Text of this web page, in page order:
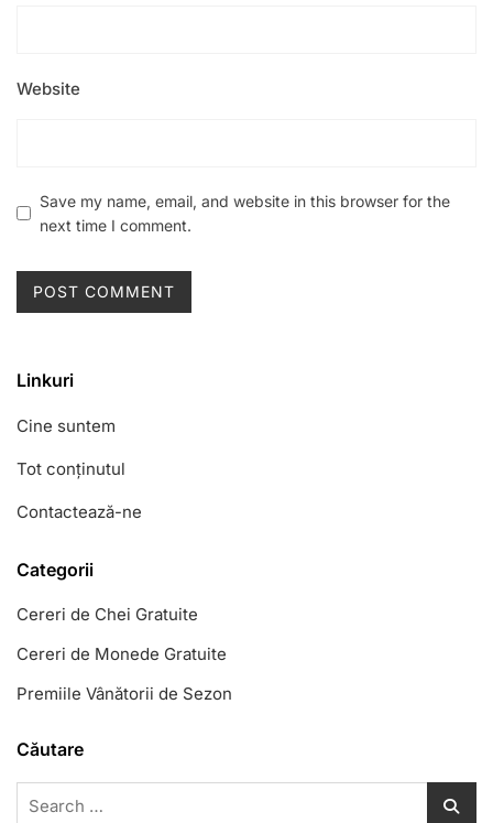
Website
Save my name, email, and website in this browser for the
next time I comment.
Linkuri
Cine suntem
Tot conținutul
Contactează-ne
Categorii
Cereri de Chei Gratuite
Cereri de Monede Gratuite
Premiile Vânătorii de Sezon
Căutare